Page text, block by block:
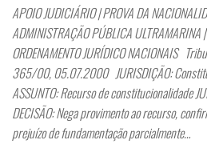
APOIO JUDICIÁRIO | PROVA DA
ADMINISTRAÇÃO PÚBLICA ULTRAMARINA
ORDENAMENTO JURÍDICO NACIONAIS
365/00, 05.07.2000 JURISDIÇÃO:
ASSUNTO: Recurso de constitucionalidade
DECISÃO: Nega provimento ao recurso,
prejuízo de fundamentação parcialmente…